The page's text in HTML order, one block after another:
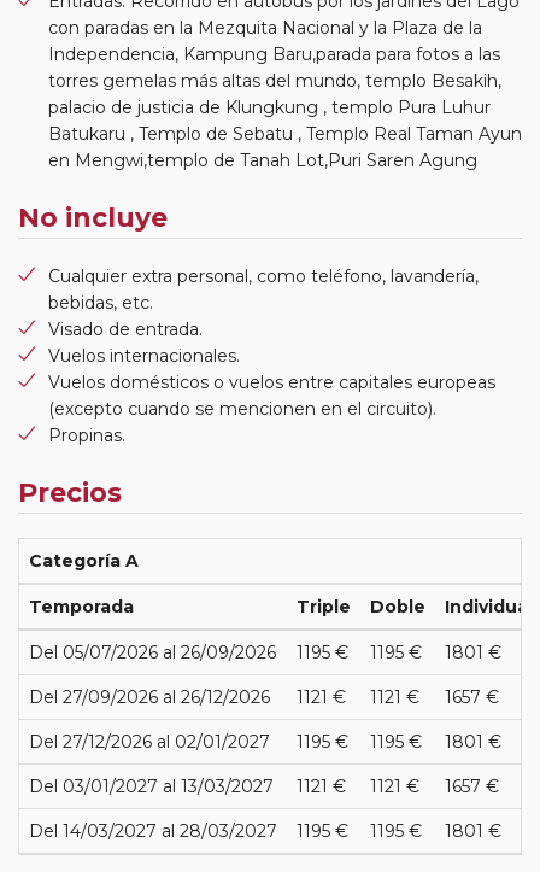
con paradas en la Mezquita Nacional y la Plaza de la
Independencia, Kampung Baru,parada para fotos a las
torres gemelas más altas del mundo, templo Besakih,
palacio de justicia de Klungkung , templo Pura Luhur
Batukaru , Templo de Sebatu , Templo Real Taman Ayun
en Mengwi,templo de Tanah Lot,Puri Saren Agung
No incluye
Cualquier extra personal, como teléfono, lavandería,
bebidas, etc.
Visado de entrada.
Vuelos internacionales.
Vuelos domésticos o vuelos entre capitales europeas
(excepto cuando se mencionen en el circuito).
Propinas.
Precios
Categoría A
Temporada Triple Doble Individual
Del 05/07/2026 al 26/09/2026 1195 € 1195 € 1801 €
Del 27/09/2026 al 26/12/2026 1121 € 1121 € 1657 €
Del 27/12/2026 al 02/01/2027 1195 € 1195 € 1801 €
Del 03/01/2027 al 13/03/2027 1121 € 1121 € 1657 €
Del 14/03/2027 al 28/03/2027 1195 € 1195 € 1801 €